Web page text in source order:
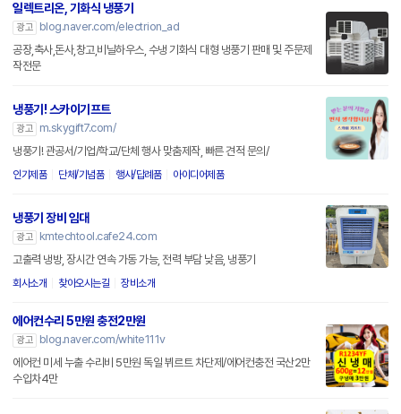
일렉트리온, 기화식 냉풍기
광고
blog.naver.com/electrion_ad
공장,축사,돈사,창고,비닐하우스, 수냉 기화식 대형 냉풍기 판매 및 주문제
작전문
냉풍기! 스카이기프트
광고
m.skygift7.com/
냉풍기! 관공서/기업/학교/단체 행사 맞춤제작, 빠른 견적 문의/
인기제품 단체/기념품 행사/답례품 아이디어제품
냉풍기 장비 임대
광고
kmtechtool.cafe24.com
고출력 냉방, 장시간 연속 가동 가능, 전력 부담 낮음, 냉풍기
회사소개 찾아오시는길 장비소개
에어컨수리 5만원 충전2만원
광고
blog.naver.com/white111v
에어컨 미세 누출 수리비 5만원 독일 뷔르트 차단제/에어컨충전 국산2만
수입차4만